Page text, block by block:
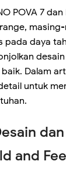
POVA 7
masing-
pada daya
baik. Dalam
untuk
and